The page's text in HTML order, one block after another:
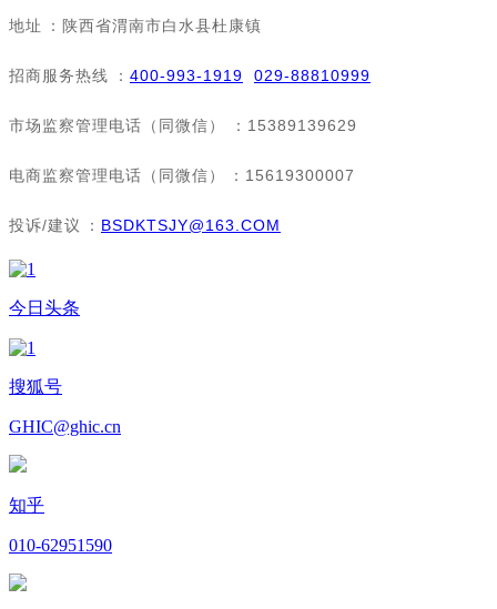
地址：陕西省渭南市白水县杜康镇
招商服务热线： 400-993-1919 029-88810999
市场监察管理电话（同微信）：15389139629
电商监察管理电话（同微信）：15619300007
投诉/建议： BSDKTSJY@163.COM
今日头条
搜狐号
GHIC@ghic.cn
知乎
010-62951590